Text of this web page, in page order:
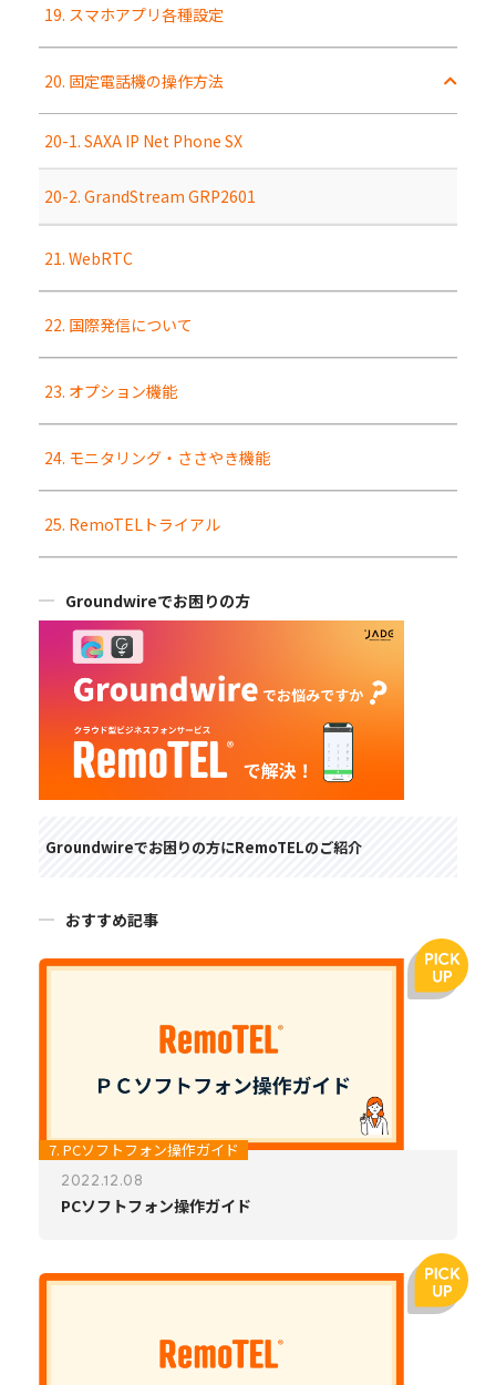
19. スマホアプリ各種設定
20. 固定電話機の操作方法
20-1. SAXA IP Net Phone SX
20-2. GrandStream GRP2601
21. WebRTC
22. 国際発信について
23. オプション機能
24. モニタリング・ささやき機能
25. RemoTELトライアル
Groundwireでお困りの方
Groundwireでお困りの方にRemoTELのご紹介
おすすめ記事
7. PCソフトフォン操作ガイド
2022.12.08
PCソフトフォン操作ガイド